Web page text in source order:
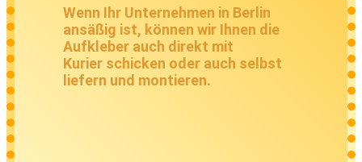
Wenn Ihr Unternehmen in Berlin
ansäßig ist, können wir Ihnen die
Aufkleber auch direkt mit
Kurier schicken oder auch selbst
liefern und montieren.